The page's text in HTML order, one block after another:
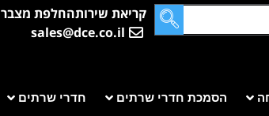
קריאת שירותהחלפת מצבר
sales@dce.co.il
הסמכת חדרי שרתים חדרי שרתים